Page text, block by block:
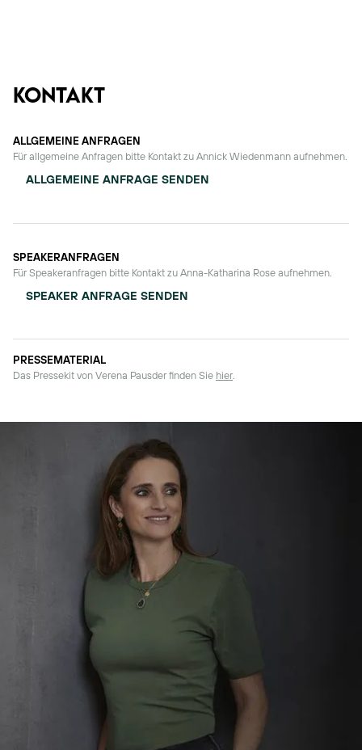
KONTAKT
ALLGEMEINE ANFRAGEN
Für allgemeine Anfragen bitte Kontakt zu Annick Wiedenmann aufnehmen.
ALLGEMEINE ANFRAGE SENDEN
SPEAKERANFRAGEN
Für Speakeranfragen bitte Kontakt zu Anna-Katharina Rose aufnehmen.
SPEAKER ANFRAGE SENDEN
PRESSEMATERIAL
Das Pressekit von Verena Pausder finden Sie hier.